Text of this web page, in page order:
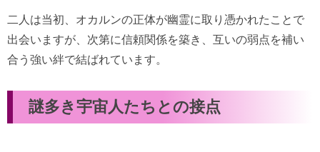
二人は当初、オカルンの正体が幽霊に取り憑かれたことで
出会いますが、次第に信頼関係を築き、互いの弱点を補い
合う強い絆で結ばれています。
謎多き宇宙人たちとの接点